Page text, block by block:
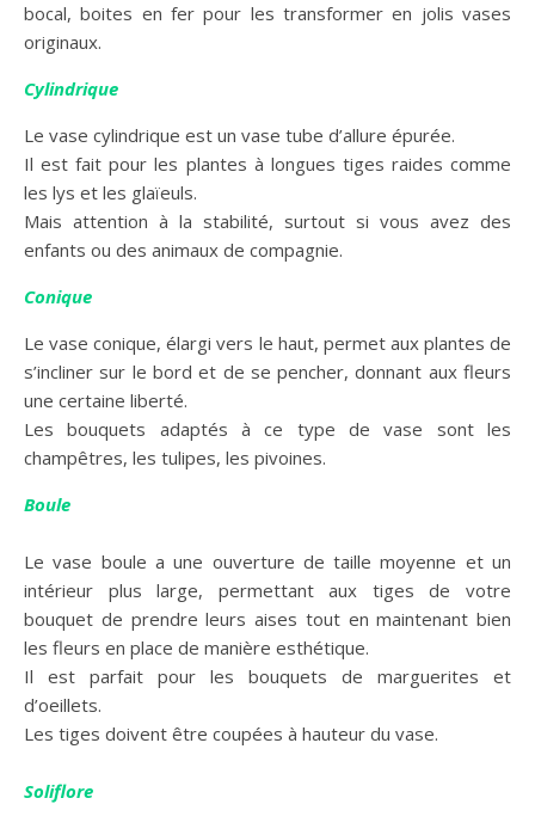
bocal, boites en fer pour les transformer en jolis vases
originaux.
Cylindrique
Le vase cylindrique est un vase tube d’allure épurée.
Il est fait pour les plantes à longues tiges raides comme
les lys et les glaïeuls.
Mais attention à la stabilité, surtout si vous avez des
enfants ou des animaux de compagnie.
Conique
Le vase conique, élargi vers le haut, permet aux plantes de
s’incliner sur le bord et de se pencher, donnant aux fleurs
une certaine liberté.
Les bouquets adaptés à ce type de vase sont les
champêtres, les tulipes, les pivoines.
Boule
Le vase boule a une ouverture de taille moyenne et un
intérieur plus large, permettant aux tiges de votre
bouquet de prendre leurs aises tout en maintenant bien
les fleurs en place de manière esthétique.
Il est parfait pour les bouquets de marguerites et
d’oeillets.
Les tiges doivent être coupées à hauteur du vase.
Soliflore